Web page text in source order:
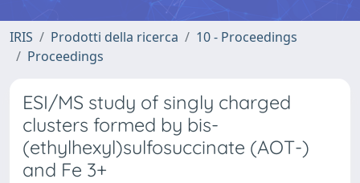
IRIS Prodotti della ricerca
10 - Proceedings
Proceedings
ESI/MS study of singly charged
clusters formed by bis-
(ethylhexyl)sulfosuccinate (AOT-)
and Fe 3+